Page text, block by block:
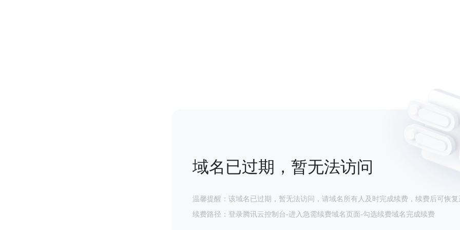
域名已过期，暂无法访问
温馨提醒：该域名已过期，暂无法访问，请域名所有人及时完成续费，续费后可恢复
续费路径：登录腾讯云控制台-进入急需续费域名页面-勾选续费域名完成续费